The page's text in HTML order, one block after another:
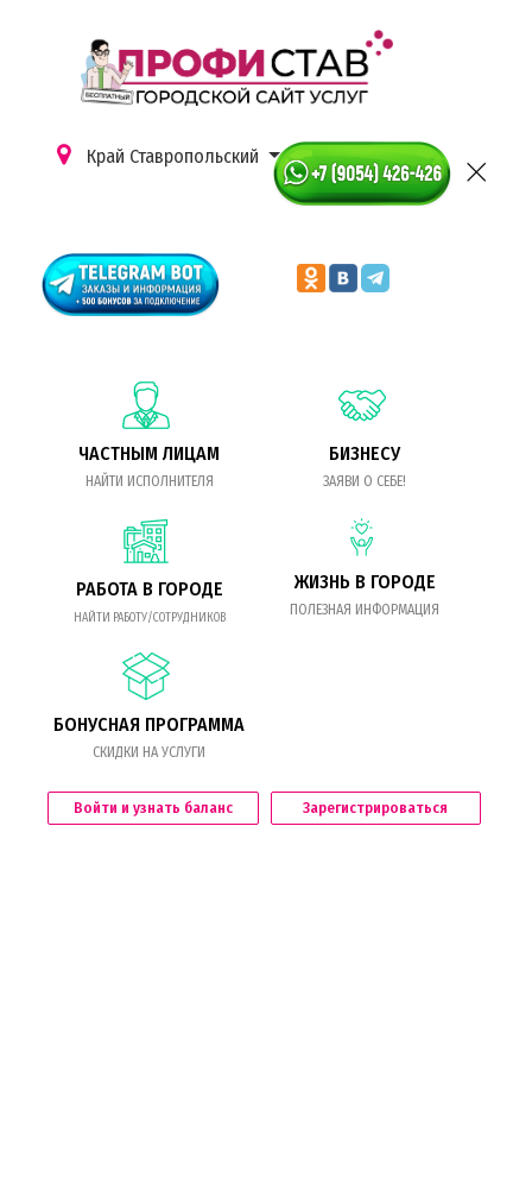
Край Ставропольский
ЧАСТНЫМ ЛИЦАМ
НАЙТИ ИСПОЛНИТЕЛЯ
БИЗНЕСУ
ЗАЯВИ О СЕБЕ!
РАБОТА В ГОРОДЕ
НАЙТИ РАБОТУ/СОТРУДНИКОВ
ЖИЗНЬ В ГОРОДЕ
ПОЛЕЗНАЯ ИНФОРМАЦИЯ
БОНУСНАЯ ПРОГРАММА
СКИДКИ НА УСЛУГИ
Войти и узнать баланс Зарегистрироваться